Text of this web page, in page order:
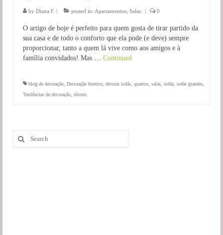
Jardim
by Diana F. | posted in: Apartamentos Salas | 0
O artigo de hoje é perfeito para quem gosta de tirar partido da
sua casa e de todo o conforto que ela pode (e deve) sempre
proporcionar, tanto a quem lá vive como aos amigos e à
família convidados! Mas … Continued
blog de decoração Decoração Interior, decorar sofás quartos salas sofás sofás grandes
Tendências de decoração têxteis
Search
for: